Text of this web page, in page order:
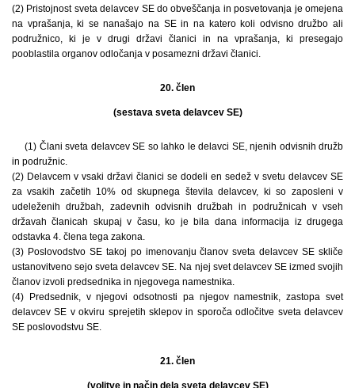
(2) Pristojnost sveta delavcev SE do obveščanja in posvetovanja je omejena
na vprašanja, ki se nanašajo na SE in na katero koli odvisno družbo ali
podružnico, ki je v drugi državi članici in na vprašanja, ki presegajo
pooblastila organov odločanja v posamezni državi članici.
20. člen
(sestava sveta delavcev SE)
(1) Člani sveta delavcev SE so lahko le delavci SE, njenih odvisnih družb
in podružnic.
(2) Delavcem v vsaki državi članici se dodeli en sedež v svetu delavcev SE
za vsakih začetih 10% od skupnega števila delavcev, ki so zaposleni v
udeleženih družbah, zadevnih odvisnih družbah in podružnicah v vseh
državah članicah skupaj v času, ko je bila dana informacija iz drugega
odstavka 4. člena tega zakona.
(3) Poslovodstvo SE takoj po imenovanju članov sveta delavcev SE skliče
ustanovitveno sejo sveta delavcev SE. Na njej svet delavcev SE izmed svojih
članov izvoli predsednika in njegovega namestnika.
(4) Predsednik, v njegovi odsotnosti pa njegov namestnik, zastopa svet
delavcev SE v okviru sprejetih sklepov in sporoča odločitve sveta delavcev
SE poslovodstvu SE.
21. člen
(volitve in način dela sveta delavcev SE)